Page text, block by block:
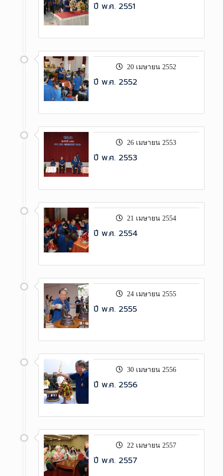
ปี พ.ศ. 2551
20 เมษายน 2552
ปี พ.ศ. 2552
26 เมษายน 2553
ปี พ.ศ. 2553
21 เมษายน 2554
ปี พ.ศ. 2554
24 เมษายน 2555
ปี พ.ศ. 2555
30 เมษายน 2556
ปี พ.ศ. 2556
22 เมษายน 2557
ปี พ.ศ. 2557